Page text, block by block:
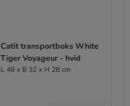
Catit transportboks White
Tiger Voyageur - hvid
L 48 x B 32 x H 28 cm